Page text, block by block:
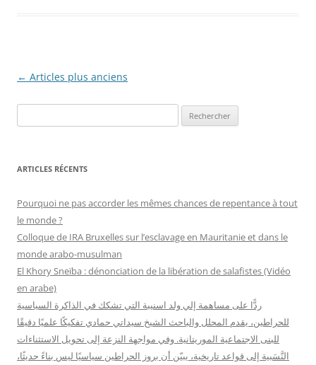
Navigation
← Articles plus anciens
e
h
r
c
h
r
ARTICLES RÉCENTS
Pourquoi ne pas accorder les mêmes chances de repentance à tout
le monde ?
Colloque de IRA Bruxelles sur l’esclavage en Mauritanie et dans le
monde arabo-musulman
El Khory Sneïba : dénonciation de la libération de salafistes (Vidéo
en arabe)
ردًّا على مساهمة إلي ولد اسنيبة التي تشكك في الذاكرة السياسية
للحراطين، يقدم المحلل والباحث الشيخ سيداتي حمادي تفكيكًا علميًا دقيقًا
للبنى الاجتماعية الموريتانية. وفي مواجهة النزعة إلى تحويل الاستثناءات
النَّسَبية إلى قواعد تاريخية، يبيّن أن بروز الحراطين سياسيًا ليس بناءً حديثًا،